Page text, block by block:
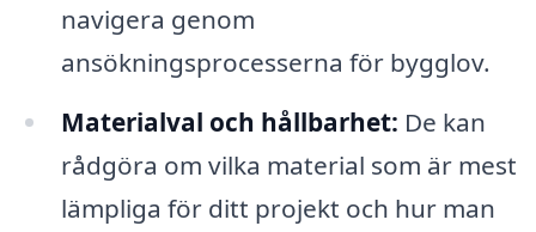
navigera genom
ansökningsprocesserna för bygglov.
Materialval och hållbarhet: De kan
rådgöra om vilka material som är mest
lämpliga för ditt projekt och hur man